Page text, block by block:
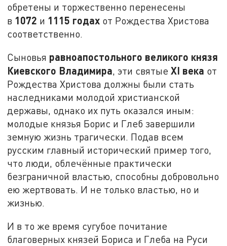
обретены и торжественно перенесены
в 1072 и 1115 годах от Рождества Христова
соответственно.
Сыновья равноапостольного великого князя
Киевского Владимира, эти святыеXI века от
Рождества Христова должны были стать
наследниками молодой христианской
державы, однако их путь оказался иным:
молодые князья Борис и Глеб завершили
земную жизнь трагически. Подав всем
русским главный исторический пример того,
что люди, облечённые практически
безграничной властью, способны добровольно
ею жертвовать. И не только властью, но и
жизнью.
И в то же время сугубое почитание
благоверных князей Бориса и Глеба на Руси